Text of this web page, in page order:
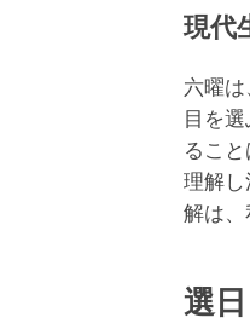
現代
六曜
目を
るこ
理解
解は、
選